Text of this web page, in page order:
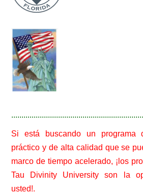
.................................................
Si está buscando un programa
práctico y de alta calidad que se
marco de tiempo acelerado, ¡los
Tau Divinity University son la
usted!.